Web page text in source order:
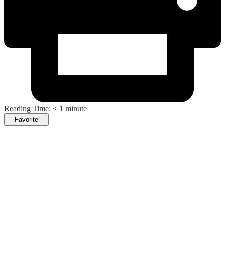
Reading Time: < 1 minute
Favorite